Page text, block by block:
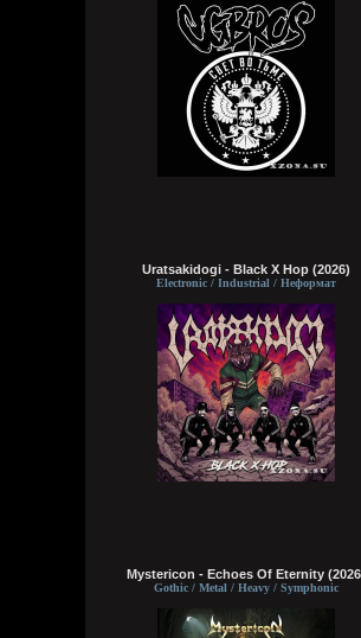
Uratsakidogi - Black X Hop (2026)
Electronic / Industrial / Неформат
Mystericon - Echoes Of Eternity
Gothic / Metal / Heavy / Symphonic